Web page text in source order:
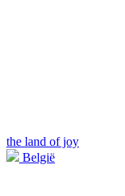
the land of joy
België